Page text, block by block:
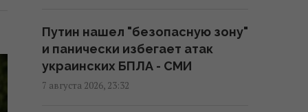
Саудовская Аравия, Пакистан и
Турция заключили соглашение
о взаимной обороне, – Reuters
Путин нашел "безопасную зону"
и панически избегает атак
украинских БПЛА - СМИ
7 августа 2026, 23:32